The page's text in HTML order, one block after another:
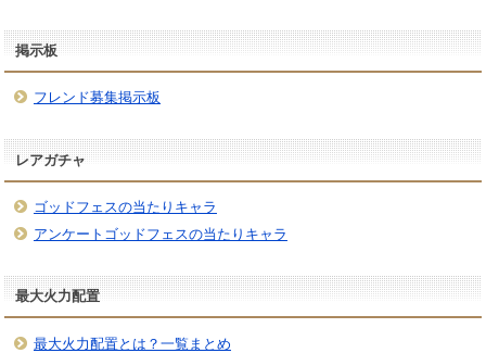
掲示板
フレンド募集掲示板
レアガチャ
ゴッドフェスの当たりキャラ
アンケートゴッドフェスの当たりキャラ
最大火力配置
最大火力配置とは？一覧まとめ